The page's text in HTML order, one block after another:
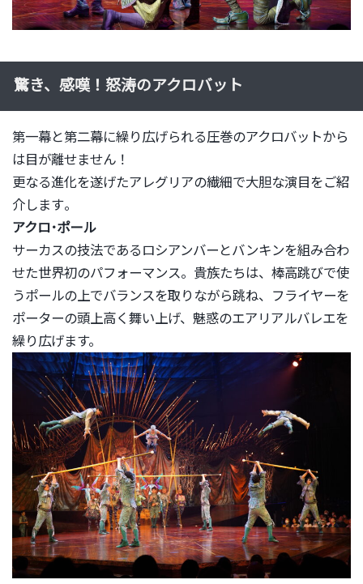
驚き、感嘆！怒涛のアクロバット
第一幕と第二幕に繰り広げられる圧巻のアクロバットから
は目が離せません！
更なる進化を遂げたアレグリアの繊細で大胆な演目をご紹
介します。
アクロ･ポール
サーカスの技法であるロシアンバーとバンキンを組み合わ
せた世界初のパフォーマンス。貴族たちは、 棒高跳びで使
うポールの上でバランスを取りながら跳ね、
フライヤーを
ポーターの頭上高く舞い上げ、 魅惑のエアリアルバレエを
繰り広げます。